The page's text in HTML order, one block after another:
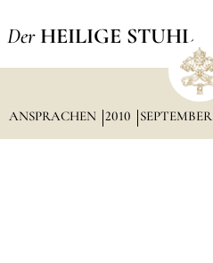
Der HEILIGE STUHL
ANSPRACHEN 2010 SEPTEMBER